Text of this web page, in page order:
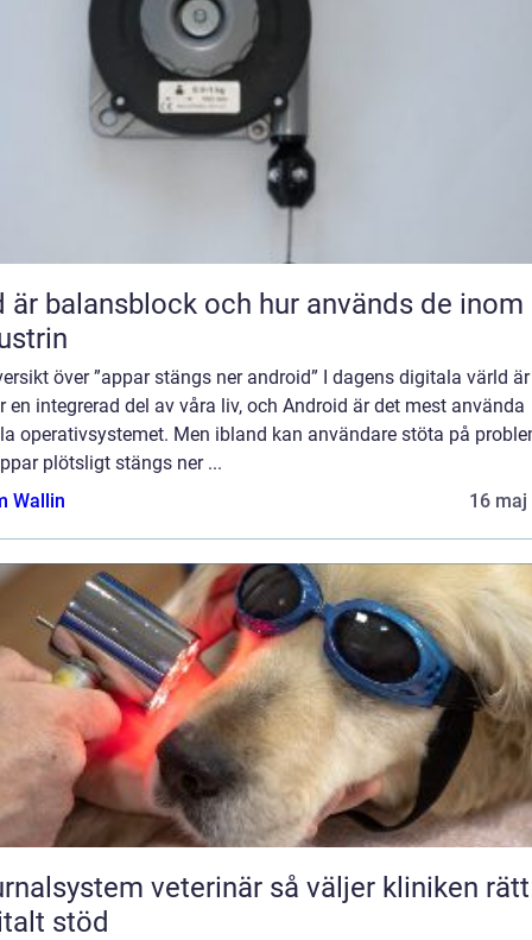
är balansblock och hur används de inom
över ”appar stängs ner android” I dagens digitala värld är
en integrerad del av våra liv, och Android är det mest använda
operativsystemet. Men ibland kan användare stöta på
plötsligt stängs ner ...
Wallin
16 maj
veterinär så väljer kliniken rätt
stöd